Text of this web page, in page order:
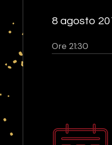
8 agosto
Ore 21:30